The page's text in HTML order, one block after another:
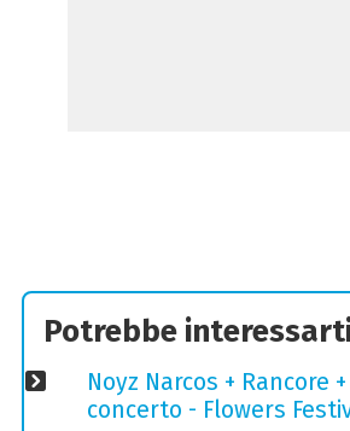
Potrebbe
Noyz Narcos + Rancore
concerto - Flowers